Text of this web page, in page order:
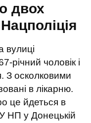
двох
вулиці
річний чоловік і
З осколковими
в лікарню.
це йдеться в
НП у Донецькій